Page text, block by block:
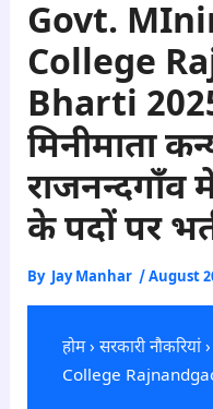
Govt.
College
Bharti
मिनीमाता
राजनन्दगाँव
के पदों पर
By Jay Manhar /August
होम› सरकारी नौकरियां
College